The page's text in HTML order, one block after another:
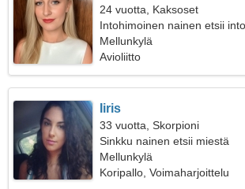
24 vuotta, Kaksoset
Intohimoinen nainen etsii
Mellunkylä
Avioliitto
Iiris
33 vuotta, Skorpioni
Sinkku nainen etsii miestä
Mellunkylä
Koripallo, Voimaharjoittelu